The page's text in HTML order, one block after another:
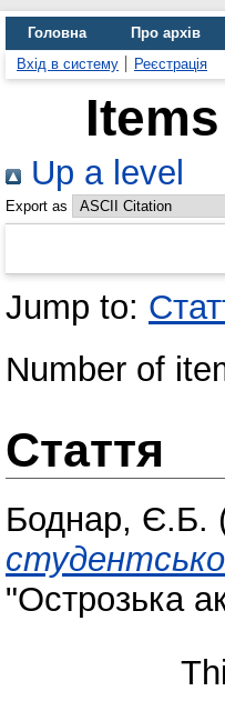
Головна Про архів
Вхід в систему
Реєстрація
Up a level
Export as
Jump to:
Number of
Стаття
Боднар, Є.Б.
"Острозька